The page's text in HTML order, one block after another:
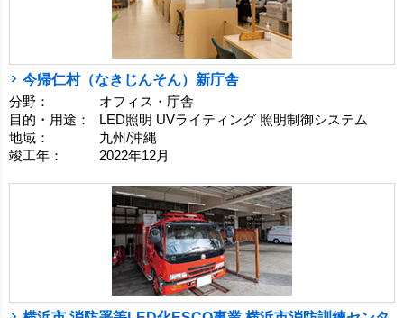
今帰仁村（なきじんそん）新庁舎
分野：
オフィス・庁舎
目的・用途：
LED照明 UVライティング 照明制御システム
地域：
九州/沖縄
竣工年：
2022年12月